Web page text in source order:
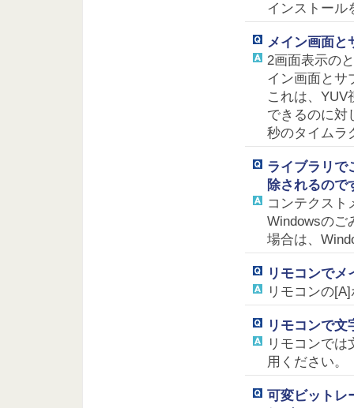
インストール
メイン画面と
2画面表示の
イン画面とサ
これは、YUV
できるのに対
秒のタイムラ
ライブラリで
除されるので
コンテクスト
Windowsのご
場合は、
リモコンで
リモコンの
リモコンで文
リモコンで
用ください。
可変ビットレ